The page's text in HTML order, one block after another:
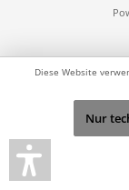
Diese Website
Nur